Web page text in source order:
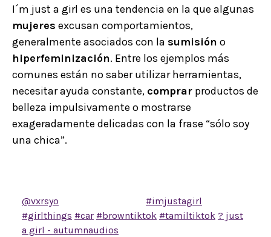
I´m just a girl es una tendencia en la que algunas
mujeres excusan comportamientos,
generalmente asociados con la sumisión o
hiperfeminización. Entre los ejemplos más
comunes están no saber utilizar herramientas,
necesitar ayuda constante, comprar productos de
belleza impulsivamente o mostrarse
exageradamente delicadas con la frase “sólo soy
una chica”.
@vxrsyo
#imjustagirl
#girlthings #car #browntiktok #tamiltiktok ? just
a girl - autumnaudios